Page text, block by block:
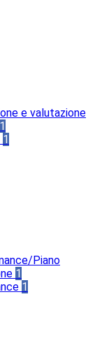
e valutazione
1
1
Piano
1
1